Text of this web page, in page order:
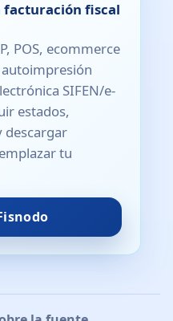
facturación fiscal
POS, ecommerce
SIFEN/e-
estados,
descargar
tu